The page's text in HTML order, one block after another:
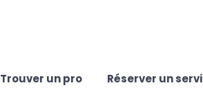
Trouver un pro Réserver un